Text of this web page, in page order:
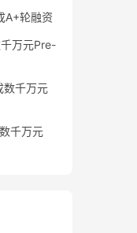
A+轮融资
万元Pre-
数千万元
千万元